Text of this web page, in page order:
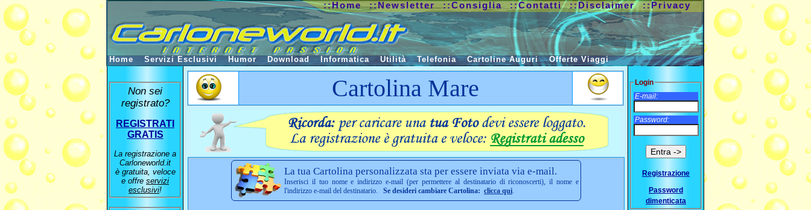
Cartolina Mare
La tua Cartolina personalizzata sta per essere inviata via e-mail.
Inserisci il tuo nome e indirizzo e-mail (per permettere al destinatario di riconoscerti), il nome e
l'indirizzo e-mail del destinatario. Se desideri cambiare Cartolina: clicca qui.
Non sei
registrato?
REGISTRATI
GRATIS
La registrazione a
Carloneworld.it
è gratuita, veloce
e offre servizi
esclusivi!
Login
E-mail:
Password:
Registrazione
Password
dimenticata
::Home ::Newsletter ::Consiglia ::Contatti ::Disclaimer ::Privacy
Home Servizi Esclusivi Humor Download Informatica Utilità Telefonia Cartoline Auguri Offerte Viaggi